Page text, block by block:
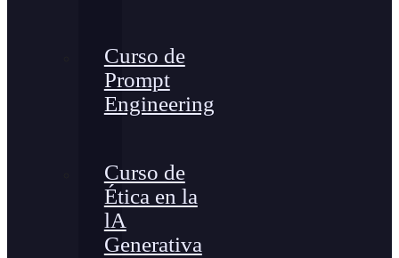
Curso de
Prompt
Engineering
Curso de
Ética en la
lA
Generativa